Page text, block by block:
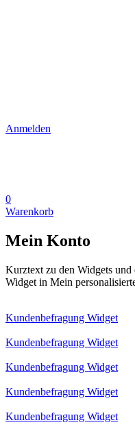
Anmelden
0
Warenkorb
Mein Konto
Kurztext zu den Widgets
Widget in Mein
Kundenbefragung Widget
Kundenbefragung Widget
Kundenbefragung Widget
Kundenbefragung Widget
Kundenbefragung Widget